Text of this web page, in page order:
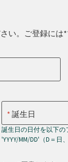
。ご登録には
誕生日
誕生日の日付を以下の
'YYYY/MM/DD'（D＝日